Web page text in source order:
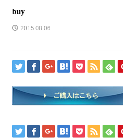
buy
2015.08.06